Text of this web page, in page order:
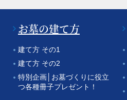
お墓の建て方
建て方 その1
建て方 その2
特別企画│お墓づくりに役立
つ各種冊子プレゼント！